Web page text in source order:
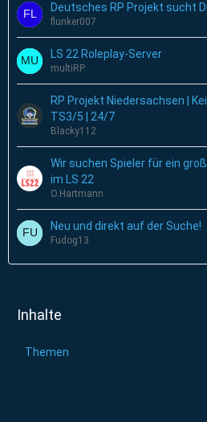
Deutsches RP Projekt sucht
flunker007
LS 22 Roleplay-Server
multiRP
RP Projekt Niedersachsen |
TS3/5 | 24/7
Blacky112
Wir suchen Spieler für ein
im LS 22
O.Hartmann
Neu und direkt auf der Suche!
Fudog13
Inhalte
Themen